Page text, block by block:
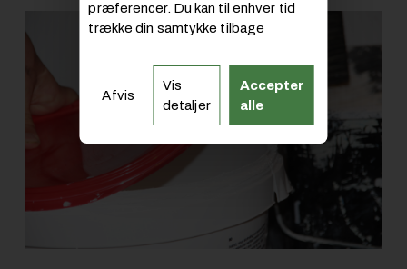
præferencer. Du kan til enhver tid
trække din samtykke tilbage
Afvis
Vis
detaljer
Accepter
alle